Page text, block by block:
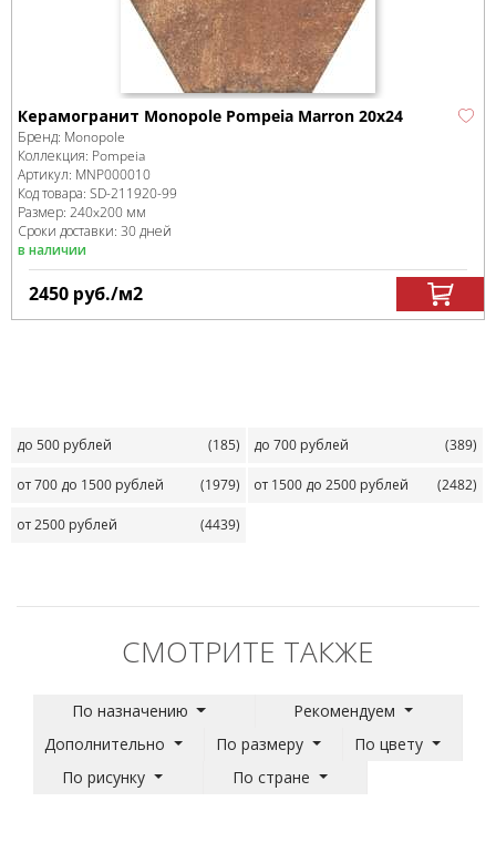
Керамогранит Monopole Pompeia Marron 20х24
Бренд: Monopole
Коллекция: Pompeia
Артикул: MNP000010
Код товара: SD-211920-99
Размер: 240x200 мм
Сроки доставки: 30 дней
в наличии
2450 руб./м2
до 500 рублей (185) до 700 рублей (389)
от 700 до 1500 рублей (1979) от 1500 до 2500 рублей (2482)
от 2500 рублей (4439)
СМОТРИТЕ ТАКЖЕ
По назначению
Рекомендуем
Дополнительно
По размеру
По цвету
По рисунку
По стране